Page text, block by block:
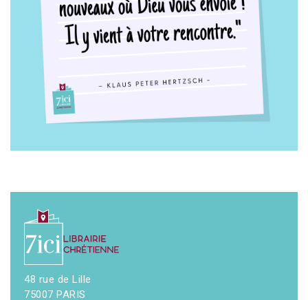
48 rue de Lille
75007 PARIS